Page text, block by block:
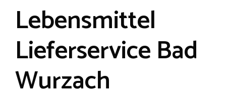
Lebensmittel
Lieferservice Bad
Wurzach